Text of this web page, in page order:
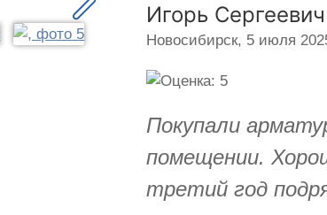
Игорь Сергеевич
Новосибирск, 5 июля
Покупали
помещении.
третий год